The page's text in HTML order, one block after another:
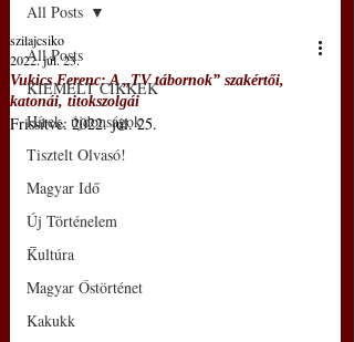
All Posts
KIEMELT CIKKEK
Hírek, újdonságok
Tisztelt Olvasó!
Magyar Idő
Új Történelem
Kultúra
Magyar Őstörténet
Kakukk
All Posts
Vukics Ferenc: A „TV tábornok” szakértői,
katonái, titokszolgái
szilajcsiko
2022. júl. 23.
Frissítve:2022. júl. 25.
–